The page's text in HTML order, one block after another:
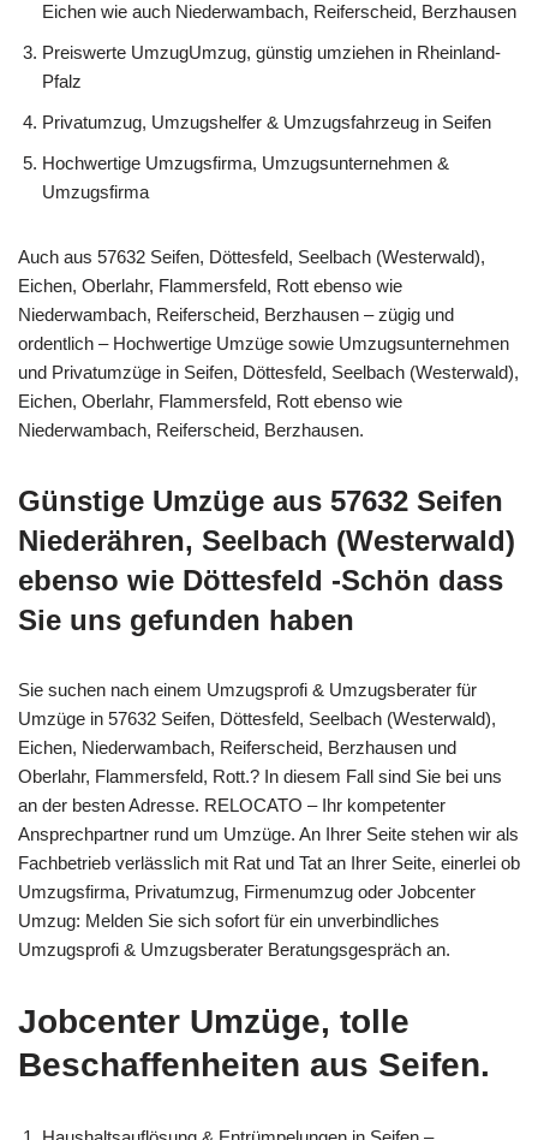
Eichen wie auch Niederwambach, Reiferscheid, Berzhausen
Preiswerte UmzugUmzug, günstig umziehen in Rheinland-
Pfalz
Privatumzug, Umzugshelfer & Umzugsfahrzeug in Seifen
Hochwertige Umzugsfirma, Umzugsunternehmen &
Umzugsfirma
Auch aus 57632 Seifen, Döttesfeld, Seelbach (Westerwald),
Eichen, Oberlahr, Flammersfeld, Rott ebenso wie
Niederwambach, Reiferscheid, Berzhausen – zügig und
ordentlich – Hochwertige Umzüge sowie Umzugsunternehmen
und Privatumzüge in Seifen, Döttesfeld, Seelbach (Westerwald),
Eichen, Oberlahr, Flammersfeld, Rott ebenso wie
Niederwambach, Reiferscheid, Berzhausen.
Günstige Umzüge aus 57632 Seifen
Niederähren, Seelbach (Westerwald)
ebenso wie Döttesfeld -Schön dass
Sie uns gefunden haben
Sie suchen nach einem Umzugsprofi & Umzugsberater für
Umzüge in 57632 Seifen, Döttesfeld, Seelbach (Westerwald),
Eichen, Niederwambach, Reiferscheid, Berzhausen und
Oberlahr, Flammersfeld, Rott.? In diesem Fall sind Sie bei uns
an der besten Adresse. RELOCATO – Ihr kompetenter
Ansprechpartner rund um Umzüge. An Ihrer Seite stehen wir als
Fachbetrieb verlässlich mit Rat und Tat an Ihrer Seite, einerlei ob
Umzugsfirma, Privatumzug, Firmenumzug oder Jobcenter
Umzug: Melden Sie sich sofort für ein unverbindliches
Umzugsprofi & Umzugsberater Beratungsgespräch an.
Jobcenter Umzüge, tolle
Beschaffenheiten aus Seifen.